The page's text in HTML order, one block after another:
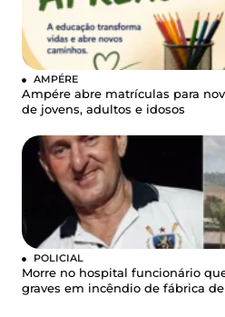
AMPÉRE
Ampére abre matrículas para
de jovens, adultos e idosos
POLICIAL
Morre no hospital funcionário
graves em incêndio de fábrica